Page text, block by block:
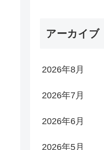
アーカイブ
2026年8月
2026年7月
2026年6月
2026年5月